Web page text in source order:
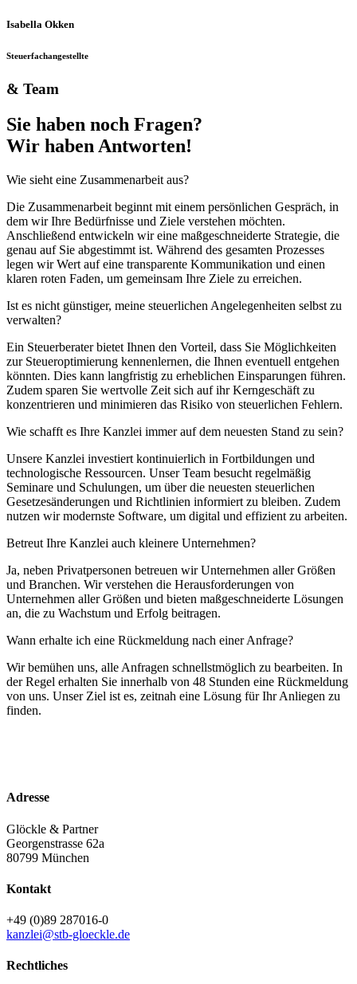
Isabella Okken
Steuerfachangestellte
& Team
Sie haben noch Fragen?
Wir haben Antworten!
Wie sieht eine Zusammenarbeit aus?
Die Zusammenarbeit beginnt mit einem persönlichen Gespräch, in
dem wir Ihre Bedürfnisse und Ziele verstehen möchten.
Anschließend entwickeln wir eine maßgeschneiderte Strategie, die
genau auf Sie abgestimmt ist. Während des gesamten Prozesses
legen wir Wert auf eine transparente Kommunikation und einen
klaren roten Faden, um gemeinsam Ihre Ziele zu erreichen.
Ist es nicht günstiger, meine steuerlichen Angelegenheiten selbst zu
verwalten?
Ein Steuerberater bietet Ihnen den Vorteil, dass Sie Möglichkeiten
zur Steueroptimierung kennenlernen, die Ihnen eventuell entgehen
könnten. Dies kann langfristig zu erheblichen Einsparungen führen.
Zudem sparen Sie wertvolle Zeit sich auf ihr Kerngeschäft zu
konzentrieren und minimieren das Risiko von steuerlichen Fehlern.
Wie schafft es Ihre Kanzlei immer auf dem neuesten Stand zu sein?
Unsere Kanzlei investiert kontinuierlich in Fortbildungen und
technologische Ressourcen. Unser Team besucht regelmäßig
Seminare und Schulungen, um über die neuesten steuerlichen
Gesetzesänderungen und Richtlinien informiert zu bleiben. Zudem
nutzen wir modernste Software, um digital und effizient zu arbeiten.
Betreut Ihre Kanzlei auch kleinere Unternehmen?
Ja, neben Privatpersonen betreuen wir Unternehmen aller Größen
und Branchen. Wir verstehen die Herausforderungen von
Unternehmen aller Größen und bieten maßgeschneiderte Lösungen
an, die zu Wachstum und Erfolg beitragen.
Wann erhalte ich eine Rückmeldung nach einer Anfrage?
Wir bemühen uns, alle Anfragen schnellstmöglich zu bearbeiten. In
der Regel erhalten Sie innerhalb von 48 Stunden eine Rückmeldung
von uns. Unser Ziel ist es, zeitnah eine Lösung für Ihr Anliegen zu
finden.
Adresse
Glöckle & Partner
Georgenstrasse 62a
80799 München
Kontakt
+49 (0)89 287016-0
kanzlei@stb-gloeckle.de
Rechtliches